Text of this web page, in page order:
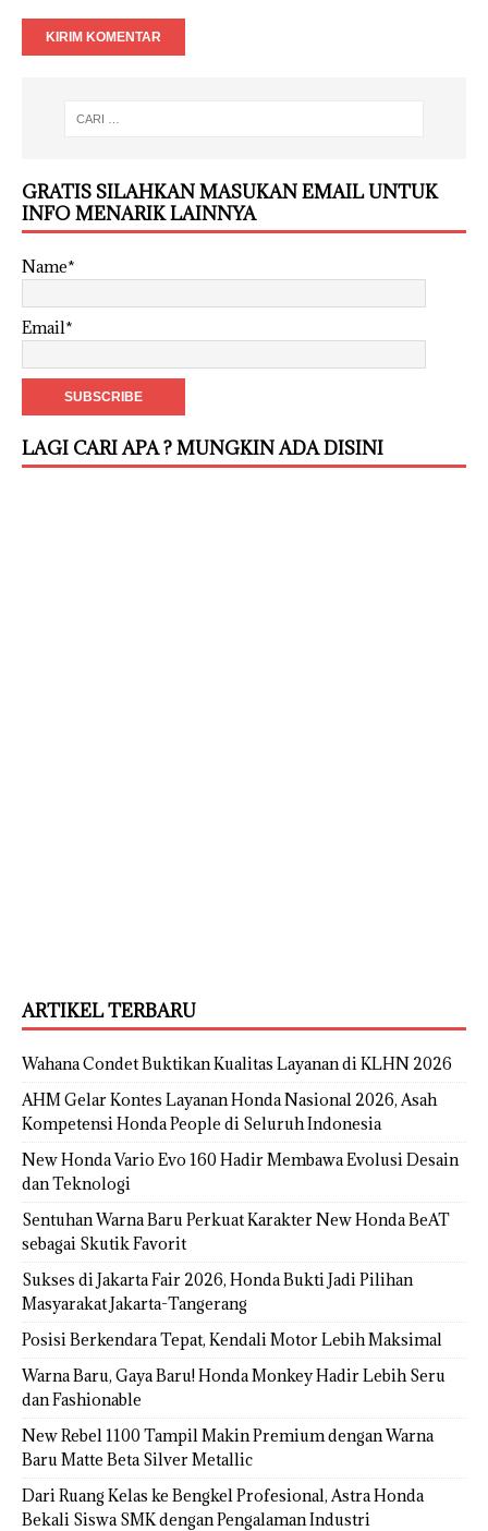
GRATIS SILAHKAN MASUKAN EMAIL UNTUK
INFO MENARIK LAINNYA
Name*
Email*
LAGI CARI APA ? MUNGKIN ADA DISINI
ARTIKEL TERBARU
Wahana Condet Buktikan Kualitas Layanan di KLHN 2026
AHM Gelar Kontes Layanan Honda Nasional 2026, Asah
Kompetensi Honda People di Seluruh Indonesia
New Honda Vario Evo 160 Hadir Membawa Evolusi Desain
dan Teknologi
Sentuhan Warna Baru Perkuat Karakter New Honda BeAT
sebagai Skutik Favorit
Sukses di Jakarta Fair 2026, Honda Bukti Jadi Pilihan
Masyarakat Jakarta-Tangerang
Posisi Berkendara Tepat, Kendali Motor Lebih Maksimal
Warna Baru, Gaya Baru! Honda Monkey Hadir Lebih Seru
dan Fashionable
New Rebel 1100 Tampil Makin Premium dengan Warna
Baru Matte Beta Silver Metallic
Dari Ruang Kelas ke Bengkel Profesional, Astra Honda
Bekali Siswa SMK dengan Pengalaman Industri